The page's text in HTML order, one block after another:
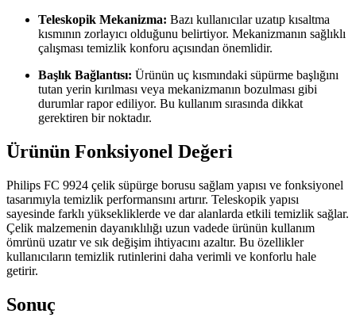
Teleskopik Mekanizma: Bazı kullanıcılar uzatıp kısaltma
kısmının zorlayıcı olduğunu belirtiyor. Mekanizmanın sağlıklı
çalışması temizlik konforu açısından önemlidir.
Başlık Bağlantısı: Ürünün uç kısmındaki süpürme başlığını
tutan yerin kırılması veya mekanizmanın bozulması gibi
durumlar rapor ediliyor. Bu kullanım sırasında dikkat
gerektiren bir noktadır.
Ürünün Fonksiyonel Değeri
Philips FC 9924 çelik süpürge borusu sağlam yapısı ve fonksiyonel
tasarımıyla temizlik performansını artırır. Teleskopik yapısı
sayesinde farklı yüksekliklerde ve dar alanlarda etkili temizlik sağlar.
Çelik malzemenin dayanıklılığı uzun vadede ürünün kullanım
ömrünü uzatır ve sık değişim ihtiyacını azaltır. Bu özellikler
kullanıcıların temizlik rutinlerini daha verimli ve konforlu hale
getirir.
Sonuç